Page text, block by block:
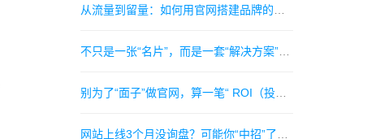
不只是一张“名片”，而是一套“解决方案”：挖掘官网的长期主义价值
别为了“面子”做官网，算一笔“ ROI（投资回报率）”的明白账